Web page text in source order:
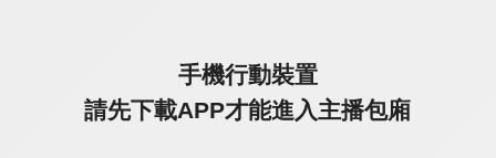
手機行動裝置
請先下載APP才能進入主播包廂